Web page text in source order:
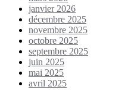
janvier 2026
décembre 2025
novembre 2025
octobre 2025
septembre 2025
juin 2025
mai 2025
avril 2025